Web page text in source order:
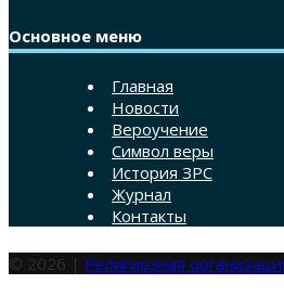
Основное меню
Главная
Новости
Вероучение
Символ веры
История ЗРС
Журнал
Контакты
© 2026 | Религиозная